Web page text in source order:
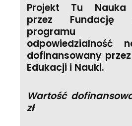
Projekt Tu Nauka
przez Fundację
programu
odpowiedzialność
dofinansowany
Edukacji i Nauki.
Wartość
zł